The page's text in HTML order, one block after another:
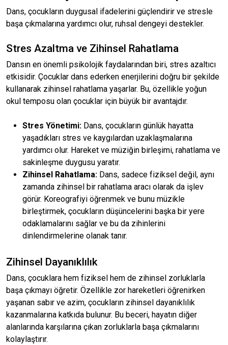
Dans, çocukların duygusal ifadelerini güçlendirir ve stresle
başa çıkmalarına yardımcı olur, ruhsal dengeyi destekler.
Stres Azaltma ve Zihinsel Rahatlama
Dansın en önemli psikolojik faydalarından biri, stres azaltıcı
etkisidir. Çocuklar dans ederken enerjilerini doğru bir şekilde
kullanarak zihinsel rahatlama yaşarlar. Bu, özellikle yoğun
okul temposu olan çocuklar için büyük bir avantajdır.
Stres Yönetimi: Dans, çocukların günlük hayatta
yaşadıkları stres ve kaygılardan uzaklaşmalarına
yardımcı olur. Hareket ve müziğin birleşimi, rahatlama ve
sakinleşme duygusu yaratır.
Zihinsel Rahatlama: Dans, sadece fiziksel değil, aynı
zamanda zihinsel bir rahatlama aracı olarak da işlev
görür. Koreografiyi öğrenmek ve bunu müzikle
birleştirmek, çocukların düşüncelerini başka bir yere
odaklamalarını sağlar ve bu da zihinlerini
dinlendirmelerine olanak tanır.
Zihinsel Dayanıklılık
Dans, çocuklara hem fiziksel hem de zihinsel zorluklarla
başa çıkmayı öğretir. Özellikle zor hareketleri öğrenirken
yaşanan sabır ve azim, çocukların zihinsel dayanıklılık
kazanmalarına katkıda bulunur. Bu beceri, hayatın diğer
alanlarında karşılarına çıkan zorluklarla başa çıkmalarını
kolaylaştırır.